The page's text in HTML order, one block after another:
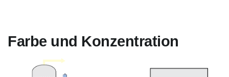
Farbe und Konzentration